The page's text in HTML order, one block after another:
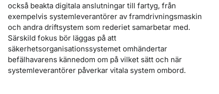
också beakta digitala anslutningar till fartyg, från
exempelvis systemleverantörer av framdrivningsmaskin
och andra driftsystem som rederiet samarbetar med.
Särskild fokus bör läggas på att
säkerhetsorganisationssystemet omhändertar
befälhavarens kännedom om på vilket sätt och när
systemleverantörer påverkar vitala system ombord.